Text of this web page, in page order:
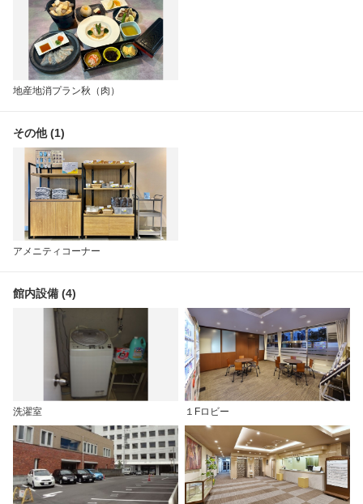
地産地消プラン秋（肉）
その他 (1)
アメニティコーナー
館内設備 (4)
洗濯室 １Fロビー